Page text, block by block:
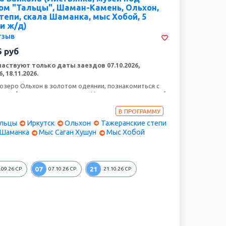
"Тальцы", Шаман-Камень, Ольхон,
скала Шаманка, мыс Хобой, 5
ж/д)
руб
только даты заездов 07.10.2026,
18.11.2026.
Ольхон в золотом одеянии, познакомиться с
прекрасными видами. Напитаться энергетикой
туристов, и прочувствовать, услышать разговор с
в осеннем туре! В сентябре вода "по
еще теплая, а потому можно окунуться в воды
посетите увлекательные экскурсии, исторические
и подзарядите свои "внутренние батарейки" в
В ПРОГРАММУ
Иркутск Ольхон
Тажеранские степи
Мыс Саган Хушун Мыс Хобой
СР. 07 07.10.26 СР. 21 21.10.26 СР.